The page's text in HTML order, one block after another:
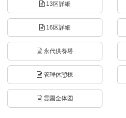
13区詳細
16区詳細
永代供養塔
管理休憩棟
霊園全体図